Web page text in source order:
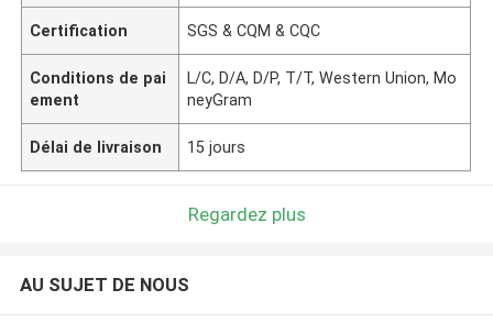
Certification SGS & CQM & CQC
Conditions de pai
ement
L/C, D/A, D/P, T/T, Western Union, Mo
neyGram
Délai de livraison 15 jours
Regardez plus
AU SUJET DE NOUS